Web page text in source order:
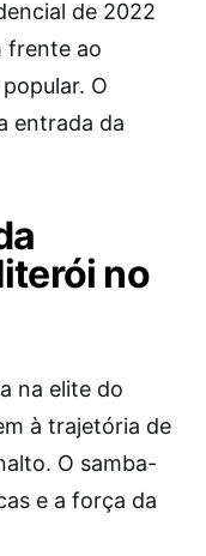
de 2022
frente ao
O
entrada da
no
na elite do
à trajetória de
O samba-
e a força da